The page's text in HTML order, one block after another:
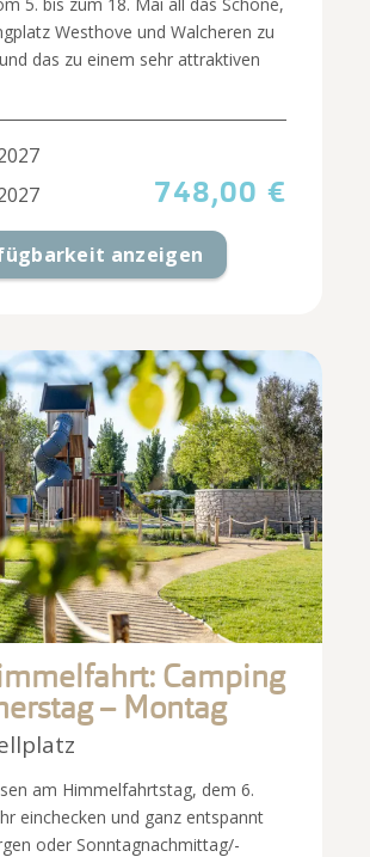
Westhove und Walcheren zu
das zu einem sehr attraktiven
748,00 €
anzeigen
Camping
– Montag
am Himmelfahrtstag, dem 6.
einchecken und ganz entspannt
oder Sonntagnachmittag/-